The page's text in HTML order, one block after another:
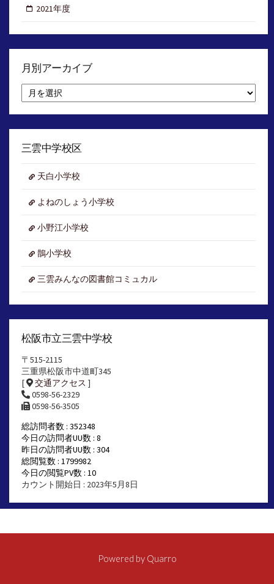
2021年度
月別アーカイブ
別
ア
イ
三雲中学校区
天白小学校
よねのしょう小学校
小野江小学校
鵲小学校
三雲みんなの図書館コミュカル
松阪市立三雲中学校
〒515-2115
三重県松阪市中道町345
[
交通アクセス ]
0598-56-2329
0598-56-3505
総訪問者数 : 352348
今日の訪問者UU数 : 8
昨日の訪問者UU数 : 304
総閲覧数 : 1799982
今日の閲覧PV数 : 10
カウント開始日 : 2023年5月8日
Powered by Quarro